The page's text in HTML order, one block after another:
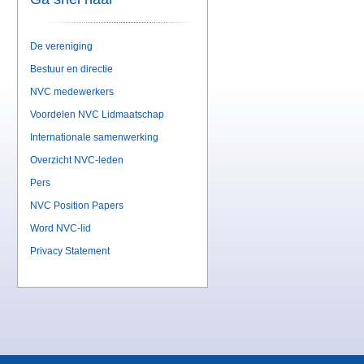
De vereniging
Bestuur en directie
NVC medewerkers
Voordelen NVC Lidmaatschap
Internationale samenwerking
Overzicht NVC-leden
Pers
NVC Position Papers
Word NVC-lid
Privacy Statement